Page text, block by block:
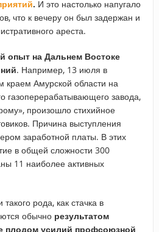
. И это настолько напугало
что к вечеру он был задержан и
ареста.
опыт на Дальнем Востоке
. Например, 13 июля в
краем Амурской области на
газоперерабатывающего завода,
произошло стихийное
Причина выступления
заработной платы. В этих
в общей сложности 300
11 наиболее активных
рода, как стачка в
обычно результатом
плодом усилий профсоюзной